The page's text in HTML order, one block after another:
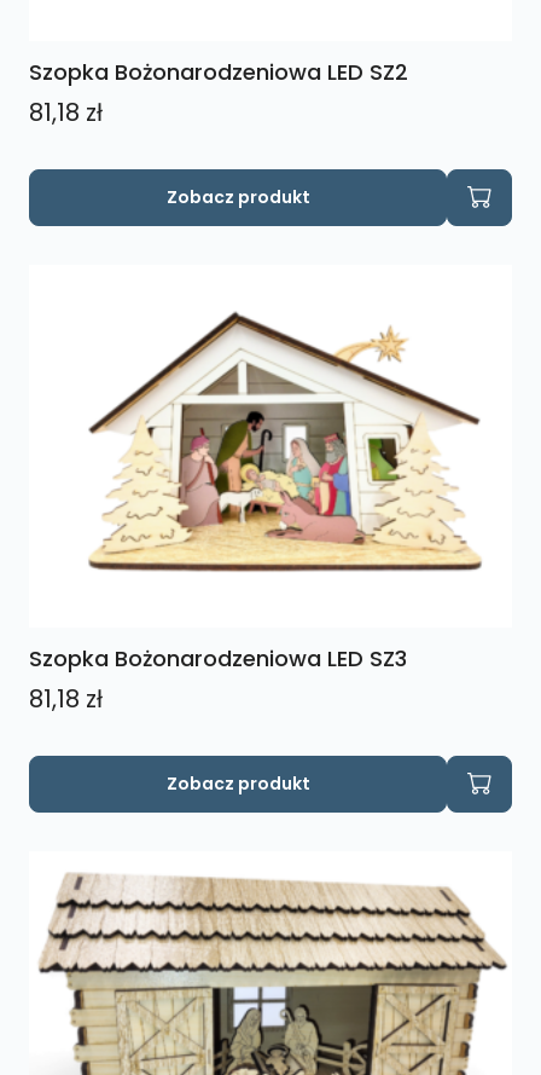
Szopka Bożonarodzeniowa LED SZ2
81,18 zł
Zobacz produkt
Szopka Bożonarodzeniowa LED SZ3
81,18 zł
Zobacz produkt